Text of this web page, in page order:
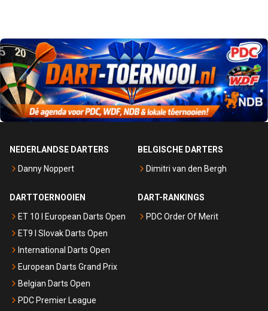
NEDERLANDSE DARTERS
Danny Noppert
BELGISCHE DARTERS
Dimitri van den Bergh
DARTTOERNOOIEN
ET 10 I European Darts Open
ET9 I Slovak Darts Open
International Darts Open
European Darts Grand Prix
Belgian Darts Open
PDC Premier League
DART-RANKINGS
PDC Order Of Merit